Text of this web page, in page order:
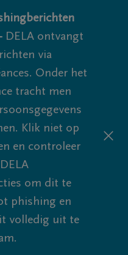
DELA ontvangt
via
Onder het
tracht men
Klik niet op
en controleer
om dit te
phishing en
volledig uit te